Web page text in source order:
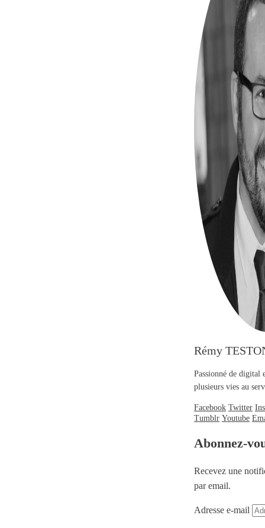
Rémy
Passionné de digital
plusieurs vies au
Facebook Twitter
Tumblr Youtube
Abonnez-
Recevez une
par email.
Adresse e-mail